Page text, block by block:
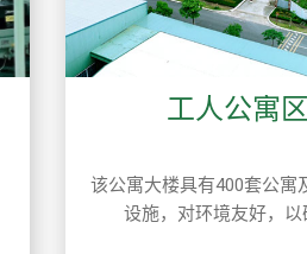
工人公寓区
该公寓大楼具有400套公寓
设施，对环境友好，以